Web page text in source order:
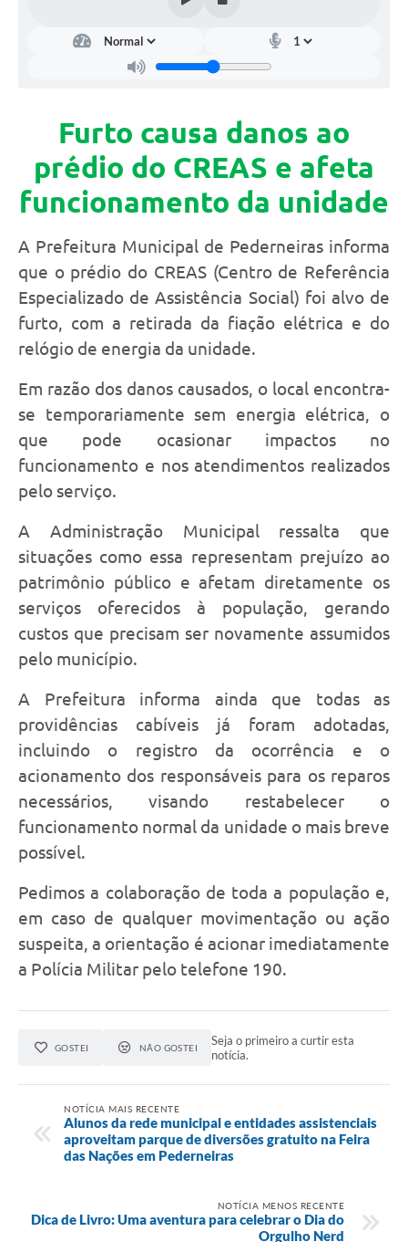
Furto causa danos ao
prédio do CREAS e afeta
funcionamento da unidade
A Prefeitura Municipal de Pederneiras informa
que o prédio do CREAS (Centro de Referência
Especializado de Assistência Social) foi alvo de
furto, com a retirada da fiação elétrica e do
relógio de energia da unidade.
Em razão dos danos causados, o local encontra-
se temporariamente sem energia elétrica, o
que pode ocasionar impactos no
funcionamento e nos atendimentos realizados
pelo serviço.
A Administração Municipal ressalta que
situações como essa representam prejuízo ao
patrimônio público e afetam diretamente os
serviços oferecidos à população, gerando
custos que precisam ser novamente assumidos
pelo município.
A Prefeitura informa ainda que todas as
providências cabíveis já foram adotadas,
incluindo o registro da ocorrência e o
acionamento dos responsáveis para os reparos
necessários, visando restabelecer o
funcionamento normal da unidade o mais breve
possível.
Pedimos a colaboração de toda a população e,
em caso de qualquer movimentação ou ação
suspeita, a orientação é acionar imediatamente
a Polícia Militar pelo telefone 190.
GOSTEI NÃO GOSTEI
Seja o primeiro a curtir esta
notícia.
NOTÍCIA MAIS RECENTE
Alunos da rede municipal e entidades assistenciais
aproveitam parque de diversões gratuito na Feira
das Nações em Pederneiras
NOTÍCIA MENOS RECENTE
Dica de Livro: Uma aventura para celebrar o Dia do
Orgulho Nerd